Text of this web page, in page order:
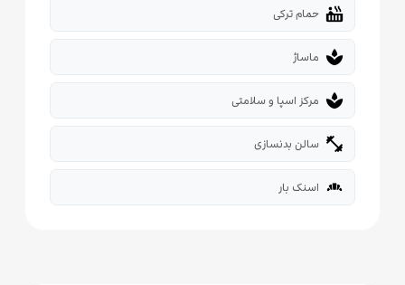
hot_tub حمام ترکی
spa ماساژ
spa مرکز اسپا و سلامتی
fitness_center سالن بدنسازی
bakery_dining اسنک بار